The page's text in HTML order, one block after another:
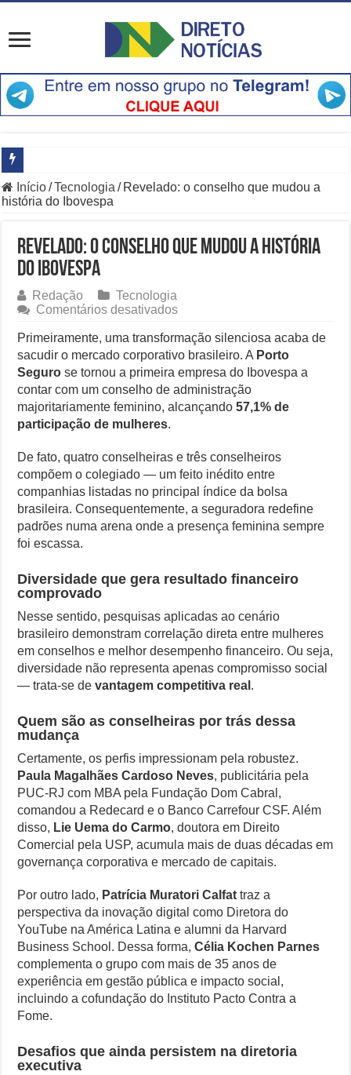
Principais Destaques do Amistoso Bayern x Aston Villa em Hong
Como Resolver a Crise Diplomática Que Lula e Trump Aprofundam
Copom e Itaú Dominam Hoje as Apostas do Mercado Financeiro
Família Livre, Senador Investigado: O Que Mudou na Operação
Controverso: IBS e CBS Dividem Empresários na Reforma
Como Resolver a Disputa Política do Republicanos Rumo a 2026
Casa Branca Antes Distante, Camp David Agora no Centro do Poder
Início/Tecnologia / Revelado: o conselho que mudou a
história do Ibovespa
Revelado: o conselho que mudou a história
do Ibovespa
Redação
Tecnologia
Comentários desativadosem
o
conselho
mudou
a
história
Primeiramente, uma transformação silenciosa acaba de
sacudir o mercado corporativo brasileiro. A Porto
Seguro se tornou a primeira empresa do Ibovespa a
contar com um conselho de administração
majoritariamente feminino, alcançando57,1% de
participação de mulheres.
De fato, quatro conselheiras e três conselheiros
compõem o colegiado — um feito inédito entre
companhias listadas no principal índice da bolsa
brasileira. Consequentemente, a seguradora redefine
padrões numa arena onde a presença feminina sempre
foi escassa.
Diversidade que gera resultado financeiro
comprovado
Nesse sentido, pesquisas aplicadas ao cenário
brasileiro demonstram correlação direta entre mulheres
em conselhos e melhor desempenho financeiro. Ou seja,
diversidade não representa apenas compromisso social
— trata-se devantagem competitiva real .
Quem são as conselheiras por trás dessa
mudança
Certamente, os perfis impressionam pela robustez.
Paula Magalhães Cardoso Neves, publicitária pela
PUC-RJ com MBA pela Fundação Dom Cabral,
comandou a Redecard e o Banco Carrefour CSF. Além
disso, Lie Uema do Carmo, doutora em Direito
Comercial pela USP, acumula mais de duas décadas em
governança corporativa e mercado de capitais.
Por outro lado, Patrícia Muratori Calfat traz a
perspectiva da inovação digital como Diretora do
YouTube na América Latina e alumni da Harvard
Business School. Dessa forma,Célia Kochen Parnes
complementa o grupo com mais de 35 anos de
experiência em gestão pública e impacto social,
incluindo a cofundação do Instituto Pacto Contra a
Fome.
Desafios que ainda persistem na diretoria
executiva